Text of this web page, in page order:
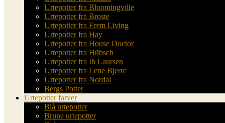
Urtepotter fra Bloomingville
Urtepotter fra Broste
Urtepotter fra Ferm Living
Urtepotter fra Hay
Urtepotter fra House Doctor
Urtepotter fra Hübsch
Urtepotter fra Ib Laursen
Urtepotter fra Lene Bjerre
Urtepotter fra Nordal
Bergs Potter
Urtepotter farver
Blå urtepotter
Brune urtepotter